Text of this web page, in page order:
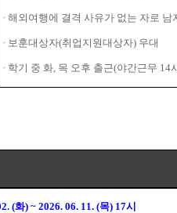
· 해외여행에 결격 사유가 없는 자로 남
· 보훈대상자(취업지원대상자) 우대
· 학기 중 화, 목 오후 출근(야간근무 14
(화) ~ 2026. 06. 11. (목) 17시